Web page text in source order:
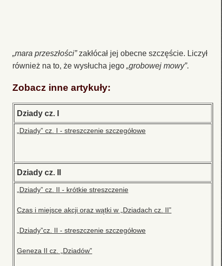
„mara przeszłości”zakłócał jej obecne szczęście. Liczył
również na to, że wysłucha jego „grobowej mowy”.
Zobacz inne artykuły:
Dziady cz. I
„Dziady” cz. I - streszczenie szczegółowe
Dziady cz. II
„Dziady” cz. II - krótkie streszczenie
Czas i miejsce akcji oraz wątki w „Dziadach cz. II”
„Dziady”cz. II - streszczenie szczegółowe
Geneza II cz. „Dziadów”